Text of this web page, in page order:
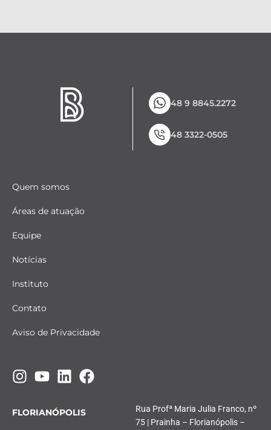
48 9 8845.2272
48 3322-0505
Quem somos
Áreas de atuação
Equipe
Notícias
Instituto
Contato
Aviso de Privacidade
FLORIANÓPOLIS
Rua Profª Maria Julia Franco, nº
75 | Prainha – Florianópolis –